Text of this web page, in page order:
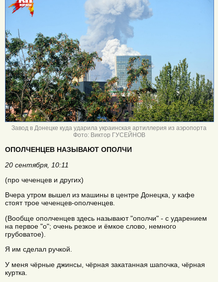
Завод в Донецке куда ударила украинская артиллерия из аэропорта
Фото: Виктор ГУСЕЙНОВ
ОПОЛЧЕНЦЕВ НАЗЫВАЮТ ОПОЛЧИ
20 сентября, 10:11
(про чеченцев и других)
Вчера утром вышел из машины в центре Донецка, у кафе
стоят трое чеченцев-ополченцев.
(Вообще ополченцев здесь называют "ополчи" - с ударением
на первое "о"; очень резкое и ёмкое слово, немного
грубоватое).
Я им сделал ручкой.
У меня чёрные джинсы, чёрная закатанная шапочка, чёрная
куртка.